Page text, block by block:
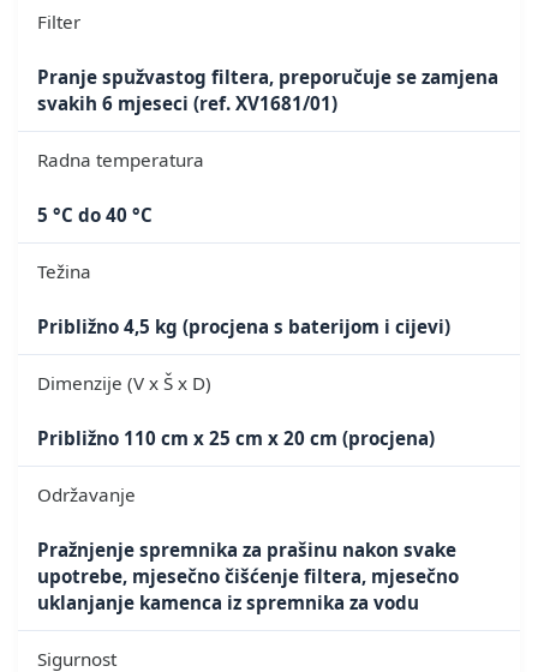
Filter
Pranje spužvastog filtera, preporučuje se zamjena
svakih 6 mjeseci (ref. XV1681/01)
Radna temperatura
5 °C do 40 °C
Težina
Približno 4,5 kg (procjena s baterijom i cijevi)
Dimenzije (V x Š x D)
Približno 110 cm x 25 cm x 20 cm (procjena)
Održavanje
Pražnjenje spremnika za prašinu nakon svake
upotrebe, mjesečno čišćenje filtera, mjesečno
uklanjanje kamenca iz spremnika za vodu
Sigurnost